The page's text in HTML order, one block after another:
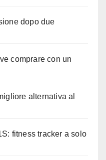
dopo due
comprare con un
alternativa al
fitness tracker a solo